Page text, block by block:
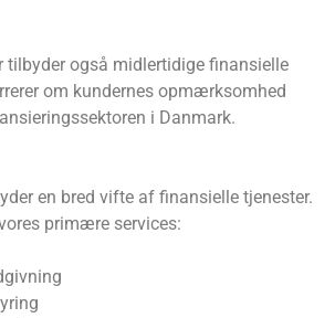
tilbyder også midlertidige finansielle
om kundernes opmærksomhed
i Danmark.
en bred vifte af finansielle tjenester.
primære services: